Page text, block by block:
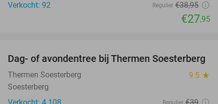
Verkocht: 92
Regulier €38,95
€27,95
29%
Dag- of avondentree bij Thermen Soesterberg
Thermen Soesterberg 9.5 star
Soesterberg
Regulier